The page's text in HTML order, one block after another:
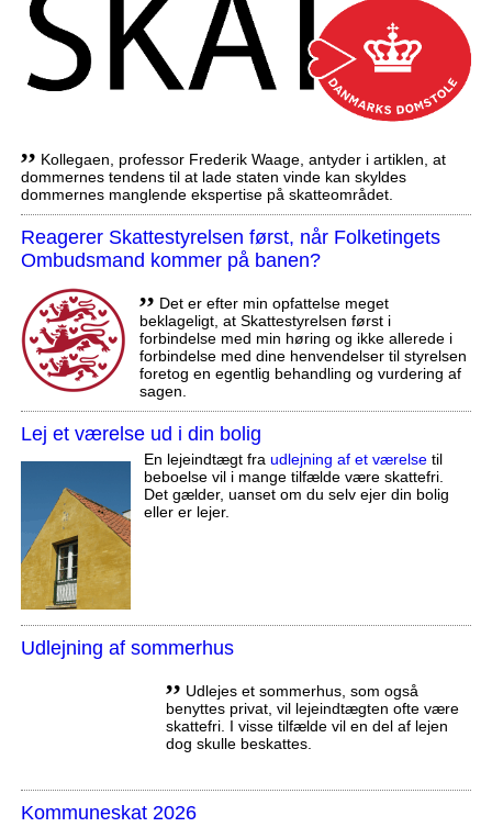
,, Kollegaen, professor Frederik Waage, antyder i artiklen, at
dommernes tendens til at lade staten vinde kan skyldes
dommernes manglende ekspertise på skatteområdet.
Reagerer Skattestyrelsen først, når Folketingets
Ombudsmand kommer på banen?
,, Det er efter min opfattelse meget
beklageligt, at Skattestyrelsen først i
forbindelse med min høring og ikke allerede i
forbindelse med dine henvendelser til styrelsen
foretog en egentlig behandling og vurdering af
sagen.
Lej et værelse ud i din bolig
En lejeindtægt fra udlejning af et værelsetil
beboelse vil i mange tilfælde være skattefri.
Det gælder, uanset om du selv ejer din bolig
eller er lejer.
Udlejning af sommerhus
,, Udlejes et sommerhus, som også
benyttes privat, vil lejeindtægten ofte være
skattefri. I visse tilfælde vil en del af lejen
dog skulle beskattes.
Kommuneskat 2026